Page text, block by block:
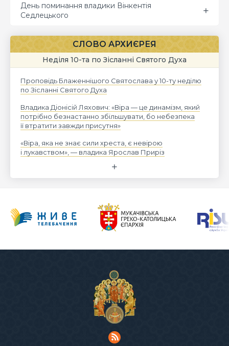
День поминання владики Вінкентія
Седлецького
СЛОВО АРХИЄРЕЯ
Неділя 10-та по Зісланні Святого Духа
Проповідь Блаженнішого Святослава у 10-ту неділю
по Зісланні Святого Духа
Владика Діонісій Ляхович: «Віра — це динамізм, який
потрібно безнастанно збільшувати, бо небезпека
її втратити завжди присутня»
«Віра, яка не знає сили хреста, є невірою
і лукавством», — владика Ярослав Приріз